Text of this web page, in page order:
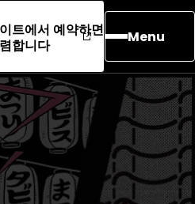
트에서 예약하면
합니다
Menu